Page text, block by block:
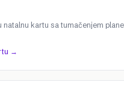
kartu sa tumačenjem
→